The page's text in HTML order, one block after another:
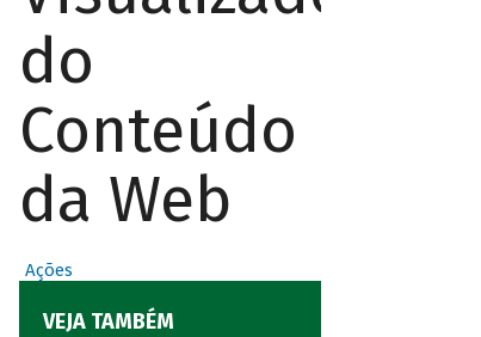
do
Conteúdo
da Web
Ações
VEJA TAMBÉM